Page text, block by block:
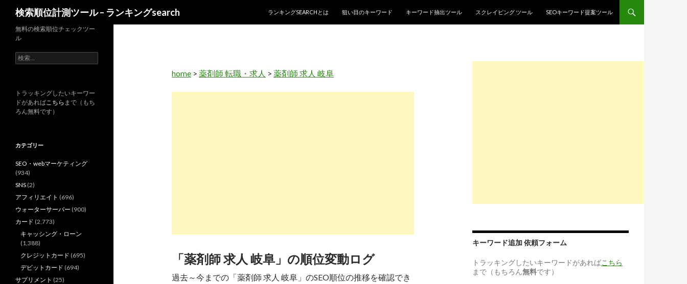
検索順位計測ツール – ランキングsearch
ランキングSEARCHとは
狙い目のキーワード キーワード抽出ツール スクレイピング ツール SEOキーワード提案ツール
home > 薬剤師 転職・求人 > 薬剤師 求人 岐阜
「薬剤師 求人 岐阜」の順位変動ログ
過去～今までの「薬剤師 求人 岐阜」のSEO順位の推移を確認でき
キーワード追加 依頼フォーム
トラッキングしたいキーワードがあればこちら
まで（もちろん無料です）
無料の検索順位チェックツー
ル
検
索
トラッキングしたいキーワー
ドがあればこちら まで（もち
ろん無料です）
カテゴリー
SEO・webマーケティング
(934)
SNS (2)
アフィリエイト (696)
ウォーターサーバー (900)
カード (2,773)
キャッシング・ローン
(1,388)
クレジットカード (695)
デビットカード (694)
サプリメント (25)